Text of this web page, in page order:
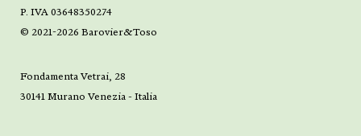
P. IVA 03648350274
© 2021-2026 Barovier&Toso
Fondamenta Vetrai, 28
30141 Murano Venezia - Italia